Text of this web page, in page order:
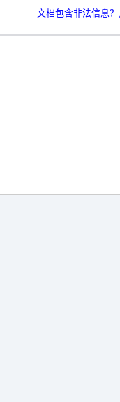
文档包含非法信息